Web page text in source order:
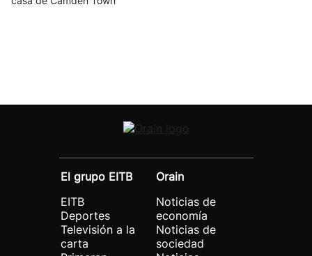
El grupo EITB
EITB
Deportes
Televisión a la
carta
Orain
Noticias de
economía
Noticias de
sociedad